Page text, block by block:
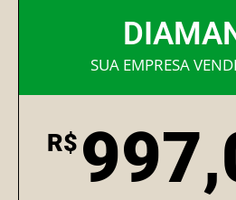
SUA EMPRESA
R$